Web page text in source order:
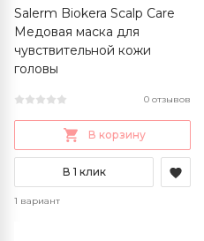
Salerm Biokera Scalp Care
Медовая маска для
чувствительной кожи
головы
0 отзывов
В корзину
В 1 клик
1 вариант